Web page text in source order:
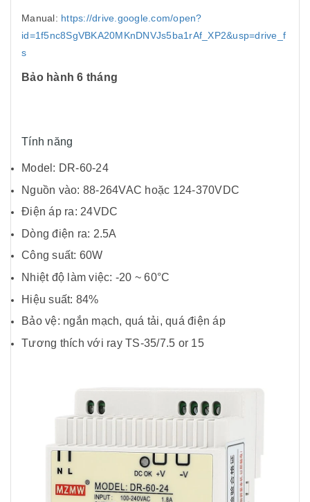
Manual: https://drive.google.com/open?
id=1f5nc8SgVBKA20MKnDNVJs5ba1rAf_XP2&usp=drive_f
s
Bảo hành 6 tháng
Tính năng
Model: DR-60-24
Nguồn vào: 88-264VAC hoặc 124-370VDC
Điện áp ra: 24VDC
Dòng điện ra: 2.5A
Công suất: 60W
Nhiệt độ làm việc: -20 ~ 60°C
Hiệu suất: 84%
Bảo vệ: ngắn mạch, quá tải, quá điện áp
Tương thích với ray TS-35/7.5 or 15